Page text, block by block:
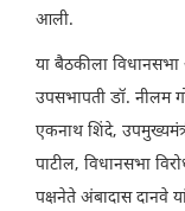
आली.
या बैठकीला विधानसभा
उपसभापती डॉ. नीलम
एकनाथ शिंदे,
पाटील, विधानसभा
पक्षनेते अंबादास दानवे